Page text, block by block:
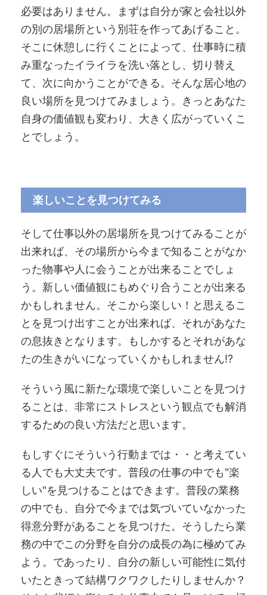
必要はありません。まずは自分が家と会社以外
の別の居場所という別荘を作ってあげること。
そこに休憩しに行くことによって、仕事時に積
み重なったイライラを洗い落とし、切り替え
て、次に向かうことができる。そんな居心地の
良い場所を見つけてみましょう。きっとあなた
自身の価値観も変わり、大きく広がっていくこ
とでしょう。
楽しいことを見つけてみる
そして仕事以外の居場所を見つけてみることが
出来れば、その場所から今まで知ることがなか
った物事や人に会うことが出来ることでしょ
う。新しい価値観にもめぐり合うことが出来る
かもしれません。そこから楽しい！と思えるこ
とを見つけ出すことが出来れば、それがあなた
の息抜きとなります。もしかするとそれがあな
たの生きがいになっていくかもしれません!?
そういう風に新たな環境で楽しいことを見つけ
ることは、非常にストレスという観点でも解消
するための良い方法だと思います。
もしすぐにそういう行動までは・・と考えてい
る人でも大丈夫です。普段の仕事の中でも"楽
しい"を見つけることはできます。普段の業務
の中でも、自分で今までは気づいていなかった
得意分野があることを見つけた。そうしたら業
務の中でこの分野を自分の成長の為に極めてみ
よう。であったり、自分の新しい可能性に気付
いたときって結構ワクワクしたりしませんか？